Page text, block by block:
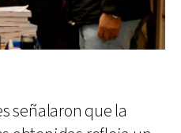
señalaron que la